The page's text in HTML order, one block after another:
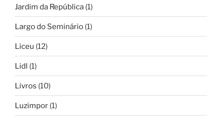
Jardim da República (1)
Largo do Seminário (1)
Liceu (12)
Lidl (1)
Livros (10)
Luzimpor (1)